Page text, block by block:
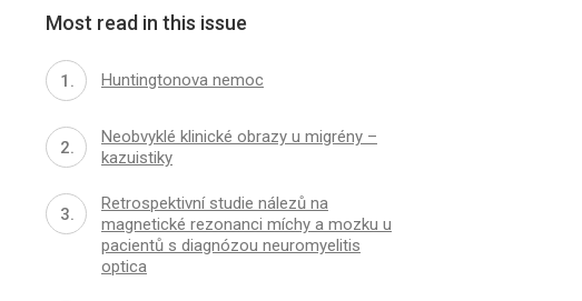
Most read in this issue
Huntingtonova nemoc
Neobvyklé klinické obrazy u migrény –
kazuistiky
Retrospektivní studie nálezů na
magnetické rezonanci míchy a mozku u
pacientů s diagnózou neuromyelitis
optica